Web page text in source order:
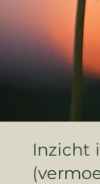
Inzicht